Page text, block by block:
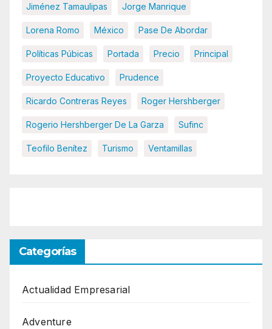
Jiménez Tamaulipas Jorge Manrique
Lorena Romo México Pase De Abordar
Políticas Púbicas Portada Precio Principal
Proyecto Educativo Prudence
Ricardo Contreras Reyes Roger Hershberger
Rogerio Hershberger De La Garza Sufinc
Teofilo Benítez Turismo Ventamillas
Categorías
Actualidad Empresarial
Adventure